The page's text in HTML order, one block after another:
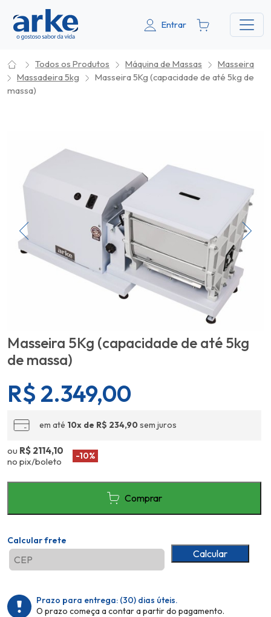
Entrar
Todos os Produtos Máquina de Massas
Masseira
Massadeira 5kg
Masseira 5Kg (capacidade de até 5kg de
massa)
Masseira 5Kg (capacidade de até 5kg
de massa)
R$ 2.349,00
em até 10x de R$ 234,90sem juros
ou R$ 2114,10
no pix/boleto
-10%
Comprar
Calcular frete
Calcular
Prazo para entrega: (30) dias úteis.
O prazo começa a contar a partir do pagamento.